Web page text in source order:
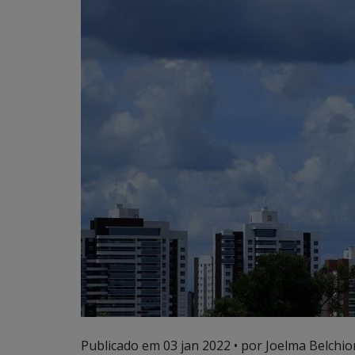
Publicado em 03 jan 2022 • por Joelma